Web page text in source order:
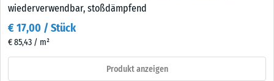
wiederverwendbar, stoßdämpfend
€ 17,00 / Stück
€ 85,43 / m²
Produkt anzeigen